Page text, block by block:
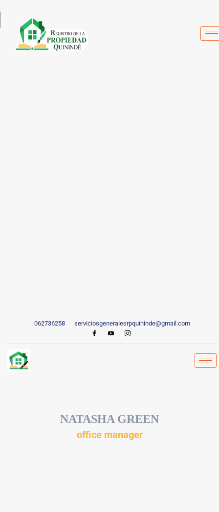
062736258 serviciosgeneralesrpquininde@gmail.com
NATASHA GREEN
office manager